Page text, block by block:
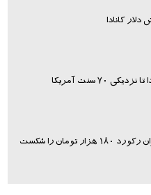
کانادا
۷۰ سنت آمریکا
تومان را شکست